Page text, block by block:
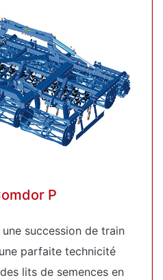
P
une succession de train
parfaite technicité
lits de semences en